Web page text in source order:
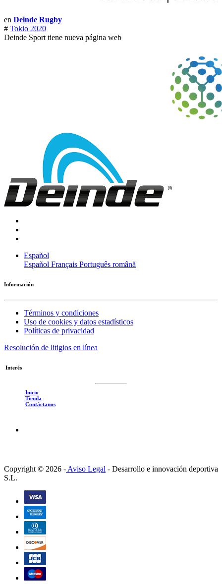
en Deinde Rugby
# Tokio 2020
Deinde Sport tiene nueva página web
Español
Español Français Português română
Información
Términos y condiciones
Uso de cookies y datos estadísticos
Políticas de privacidad
Resolución de litigios en línea
Interés
Inicio
Tienda
Contáctanos
Copyright © 2026 -Aviso Legal - Desarrollo e innovación deportiva
S.L.